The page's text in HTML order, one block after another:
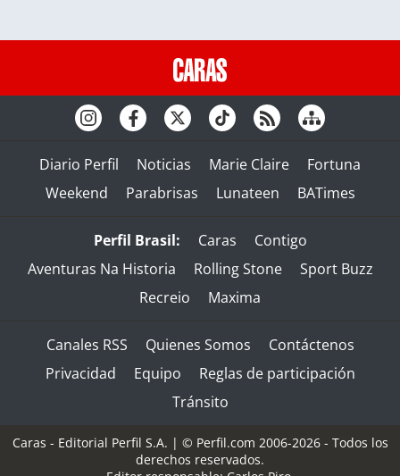
Diario Perfil Noticias Marie Claire
Fortuna
Weekend
Parabrisas Lunateen BATimes
Perfil Brasil: Caras
Contigo
Aventuras Na Historia
Rolling Stone
Sport Buzz
Recreio
Maxima
Canales RSS Quienes Somos
Contáctenos
Privacidad
Equipo
Reglas de participación
Tránsito
Caras - Editorial Perfil S.A. | © Perfil.com 2006-2026 - Todos los
derechos reservados.